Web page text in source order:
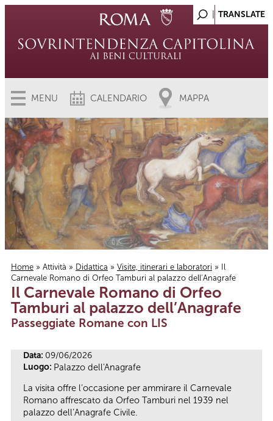
MENU CALENDARIO MAPPA
Tu sei qui
Home » Attività » Didattica » Visite, itinerari e laboratori » Il
Carnevale Romano di Orfeo Tamburi al palazzo dell’Anagrafe
Il Carnevale Romano di Orfeo
Tamburi al palazzo dell’Anagrafe
Passeggiate Romane con LIS
Data: 09/06/2026
Luogo: Palazzo dell'Anagrafe
La visita offre l’occasione per ammirare il Carnevale
Romano affrescato da Orfeo Tamburi nel 1939 nel
palazzo dell’Anagrafe Civile.